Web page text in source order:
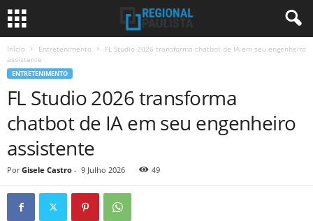
Início Entretenimento
FL Studio 2026 transforma chatbot de IA em seu engenheiro
assistente
ENTRETENIMENTO
FL Studio 2026 transforma
chatbot de IA em seu engenheiro
assistente
Por Gisele Castro - 9 Julho 2026 49